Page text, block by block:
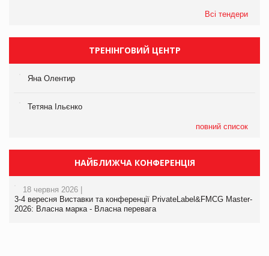
Всі тендери
ТРЕНІНГОВИЙ ЦЕНТР
Яна Олентир
Тетяна Ільєнко
повний список
НАЙБЛИЖЧА КОНФЕРЕНЦІЯ
18 червня 2026 |
3-4 вересня Виставки та конференції PrivateLabel&FMCG Master-
2026: Власна марка - Власна перевага